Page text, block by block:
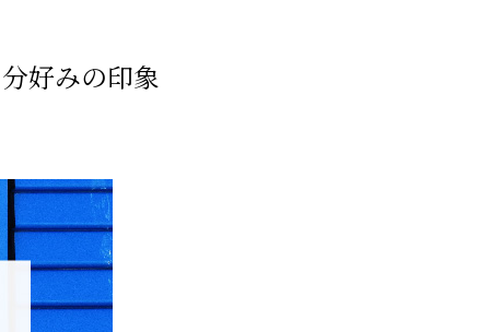
好みの印象